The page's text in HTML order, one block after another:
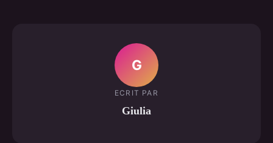
G
ECRIT PAR
Giulia